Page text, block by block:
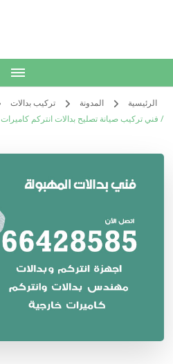
الرئيسية المدونة تركيب بدالات
/ فني تركيب صيانة تصليح بدالات انتركم كاميرات